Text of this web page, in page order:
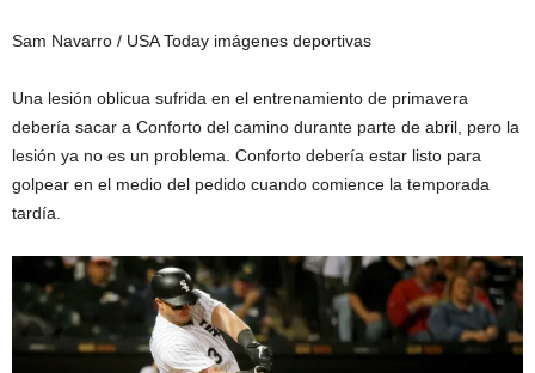
Sam Navarro / USA Today imágenes deportivas
Una lesión oblicua sufrida en el entrenamiento de primavera
debería sacar a Conforto del camino durante parte de abril, pero la
lesión ya no es un problema. Conforto debería estar listo para
golpear en el medio del pedido cuando comience la temporada
tardía.